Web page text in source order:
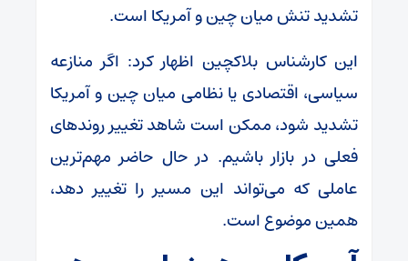
تشدید تنش میان چین و آمریکا است.
این کارشناس بلاکچین اظهار کرد: اگر منازعه
سیاسی، اقتصادی یا نظامی میان چین و آمریکا
تشدید شود، ممکن است شاهد تغییر روندهای
فعلی در بازار باشیم. در حال حاضر مهم‌ترین
عاملی که می‌تواند این مسیر را تغییر دهد،
همین موضوع است.